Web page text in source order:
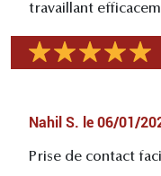
travaillant
Nahil S. le 06/01/
Prise de contact